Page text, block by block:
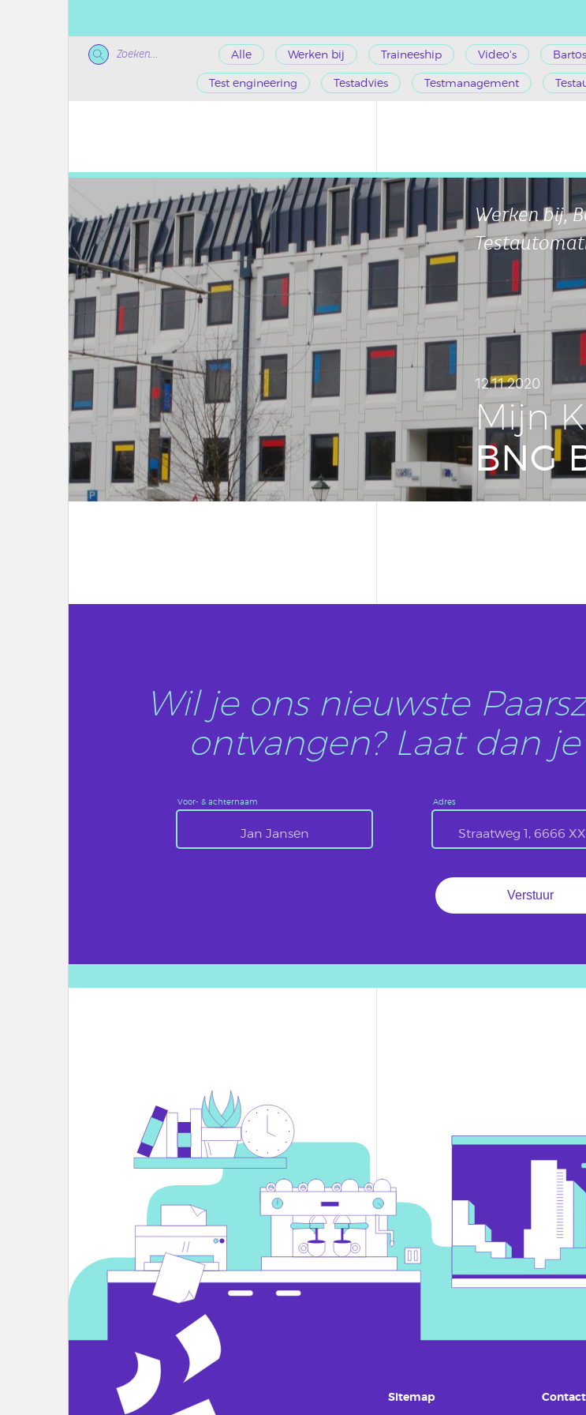
Zoeken... Alle Werken bij Traineeship Video's
Test engineering Testadvies Testmanagement
Werken bij,
12.11.2020
Mijn
BNG
Wil je ons nieuwste
ontvangen? Laat dan
Voor- & achternaam Adres
Sitemap Contact